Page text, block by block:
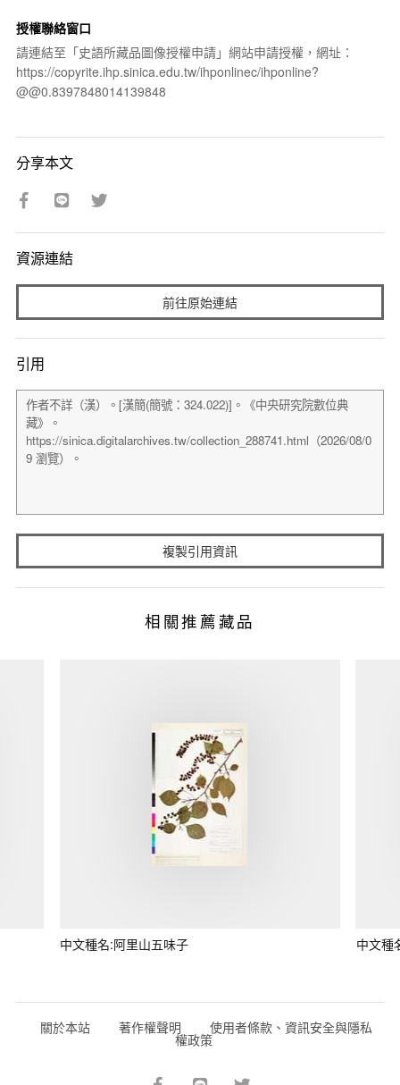
授權聯絡窗口
請連結至「史語所藏品圖像授權申請」網站申請授權，網址：
https://copyrite.ihp.sinica.edu.tw/ihponlinec/ihponline?
@@0.8397848014139848
分享本文
資源連結
前往原始連結
引用
複製引用資訊
相關推薦藏品
中文種名:阿里山五味子 中文種
關於本站 著作權聲明 使用者條款、資訊安全與隱私
權政策